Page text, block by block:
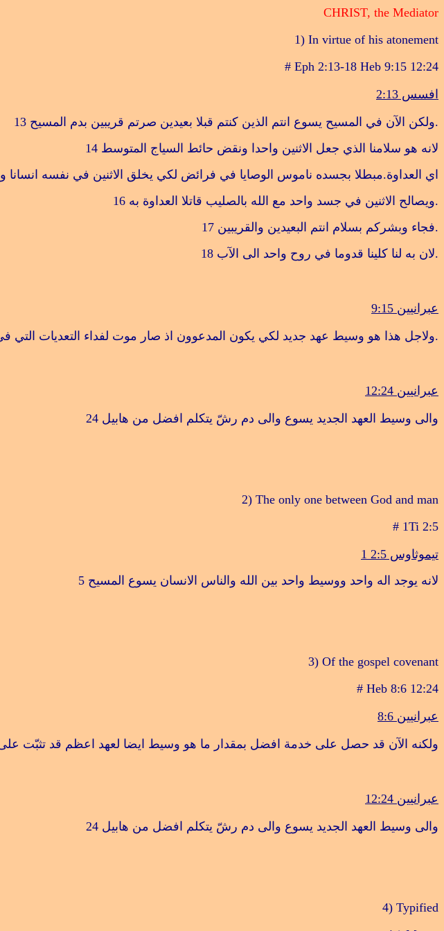
CHRIST, the Mediator
1) In virtue of his atonement
# Eph 2:13-18 Heb 9:15 12:24
افسس 2:13
13 ولكن الآن في المسيح يسوع انتم الذين كنتم قبلا بعيدين صرتم قريبين بدم المسيح.
14 لانه هو سلامنا الذي جعل الاثنين واحدا ونقض حائط السياج المتوسط
اي العداوة.مبطلا بجسده ناموس الوصايا في فرائض لكي يخلق الاثنين في نفسه انسانا
16 ويصالح الاثنين في جسد واحد مع الله بالصليب قاتلا العداوة به.
17 فجاء وبشركم بسلام انتم البعيدين والقريبين.
18 لان به لنا كلينا قدوما في روح واحد الى الآب.
عبرانيين 9:15
ولاجل هذا هو وسيط عهد جديد لكي يكون المدعوون اذ صار موت لفداء التعديات التي في.
عبرانيين 12:24
24 والى وسيط العهد الجديد يسوع والى دم رشّ يتكلم افضل من هابيل
2) The only one between God and man
# 1Ti 2:5
1
تيموثاوس 2:5
5 لانه يوجد اله واحد ووسيط واحد بين الله والناس الانسان يسوع المسيح
3) Of the gospel covenant
# Heb 8:6 12:24
عبرانيين 8:6
ولكنه الآن قد حصل على خدمة افضل بمقدار ما هو وسيط ايضا لعهد اعظم قد تثبّت
عبرانيين 12:24
24 والى وسيط العهد الجديد يسوع والى دم رشّ يتكلم افضل من هابيل
4) Typified